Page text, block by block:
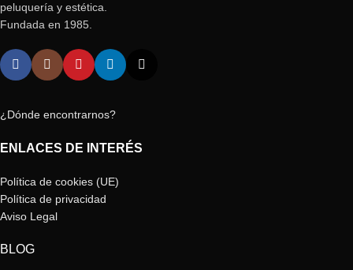
peluquería y estética.
Fundada en 1985.
¿Dónde encontrarnos?
ENLACES DE INTERÉS
Política de cookies (UE)
Política de privacidad
Aviso Legal
BLOG